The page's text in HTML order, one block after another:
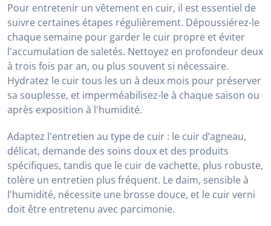
Pour entretenir un vêtement en cuir, il est essentiel de
suivre certaines étapes régulièrement. Dépoussiérez-le
chaque semaine pour garder le cuir propre et éviter
l'accumulation de saletés. Nettoyez en profondeur deux
à trois fois par an, ou plus souvent si nécessaire.
Hydratez le cuir tous les un à deux mois pour préserver
sa souplesse, et imperméabilisez-le à chaque saison ou
après exposition à l'humidité.
Adaptez l'entretien au type de cuir : le cuir d’agneau,
délicat, demande des soins doux et des produits
spécifiques, tandis que le cuir de vachette, plus robuste,
tolère un entretien plus fréquent. Le daim, sensible à
l'humidité, nécessite une brosse douce, et le cuir verni
doit être entretenu avec parcimonie.